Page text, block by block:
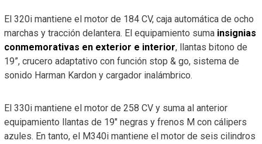
El 320i mantiene el motor de 184 CV, caja automática de ocho
marchas y tracción delantera. El equipamiento suma insignias
conmemorativas en exterior e interior, llantas bitono de
19”, crucero adaptativo con función stop & go, sistema de
sonido Harman Kardon y cargador inalámbrico.
El 330i mantiene el motor de 258 CV y suma al anterior
equipamiento llantas de 19″ negras y frenos M con cálipers
azules. En tanto, el M340i mantiene el motor de seis cilindros